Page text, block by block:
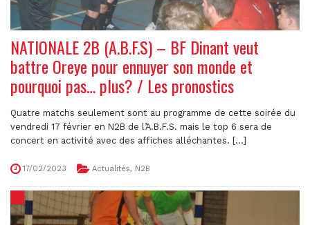
NATIONALE 2B (A.B.F.S) – BF Dinant veut
battre Oreye pour ennuyer son monde et
pourquoi pas… plus? / Les pronostics
Quatre matchs seulement sont au programme de cette soirée du
vendredi 17 février en N2B de l’A.B.F.S. mais le top 6 sera de
concert en activité avec des affiches alléchantes. [...]
17/02/2023 Actualités, N2B